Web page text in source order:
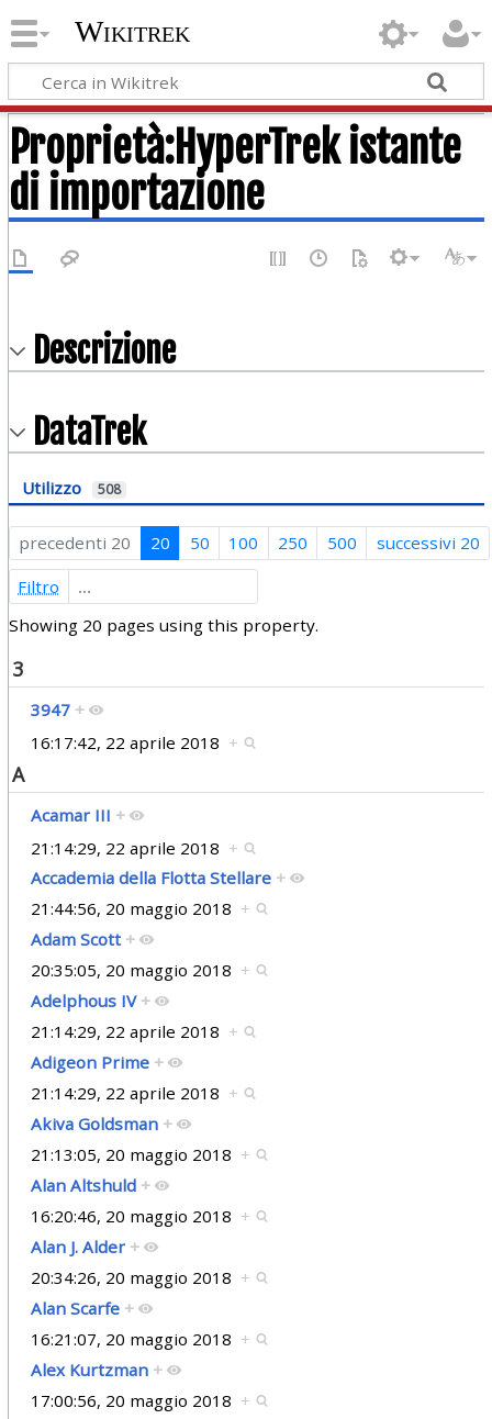
Wikitrek
Proprietà:HyperTrek istante
di importazione
Descrizione
DataTrek
Utilizzo 508
precedenti 20 20 50 100 250 500
successivi 20
Filtro
Showing 20 pages using this property.
3
3947 +
16:17:42, 22 aprile 2018 +
A
Acamar III +
21:14:29, 22 aprile 2018 +
Accademia della Flotta Stellare +
21:44:56, 20 maggio 2018 +
Adam Scott +
20:35:05, 20 maggio 2018 +
Adelphous IV +
21:14:29, 22 aprile 2018 +
Adigeon Prime +
21:14:29, 22 aprile 2018 +
Akiva Goldsman +
21:13:05, 20 maggio 2018 +
Alan Altshuld +
16:20:46, 20 maggio 2018 +
Alan J. Alder +
20:34:26, 20 maggio 2018 +
Alan Scarfe +
16:21:07, 20 maggio 2018 +
Alex Kurtzman +
17:00:56, 20 maggio 2018 +